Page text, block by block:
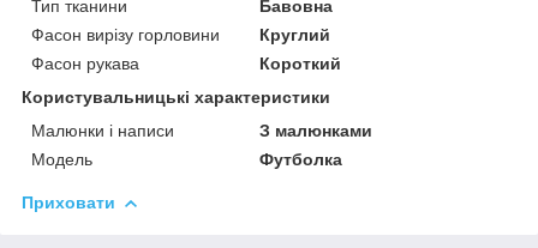
Тип тканини
Бавовна
Фасон вирізу горловини
Круглий
Фасон рукава
Короткий
Користувальницькі характеристики
Малюнки і написи
З малюнками
Модель
Футболка
Приховати